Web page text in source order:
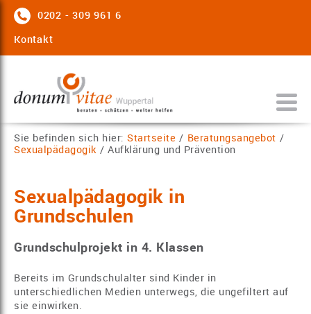
0202 - 309 961 6
Kontakt
Sie befinden sich hier: Startseite / Beratungsangebot /
Sexualpädagogik / Aufklärung und Prävention
Sexualpädagogik in
Grundschulen
Grundschulprojekt in 4. Klassen
Bereits im Grundschulalter sind Kinder in
unterschiedlichen Medien unterwegs, die ungefiltert auf
sie einwirken.